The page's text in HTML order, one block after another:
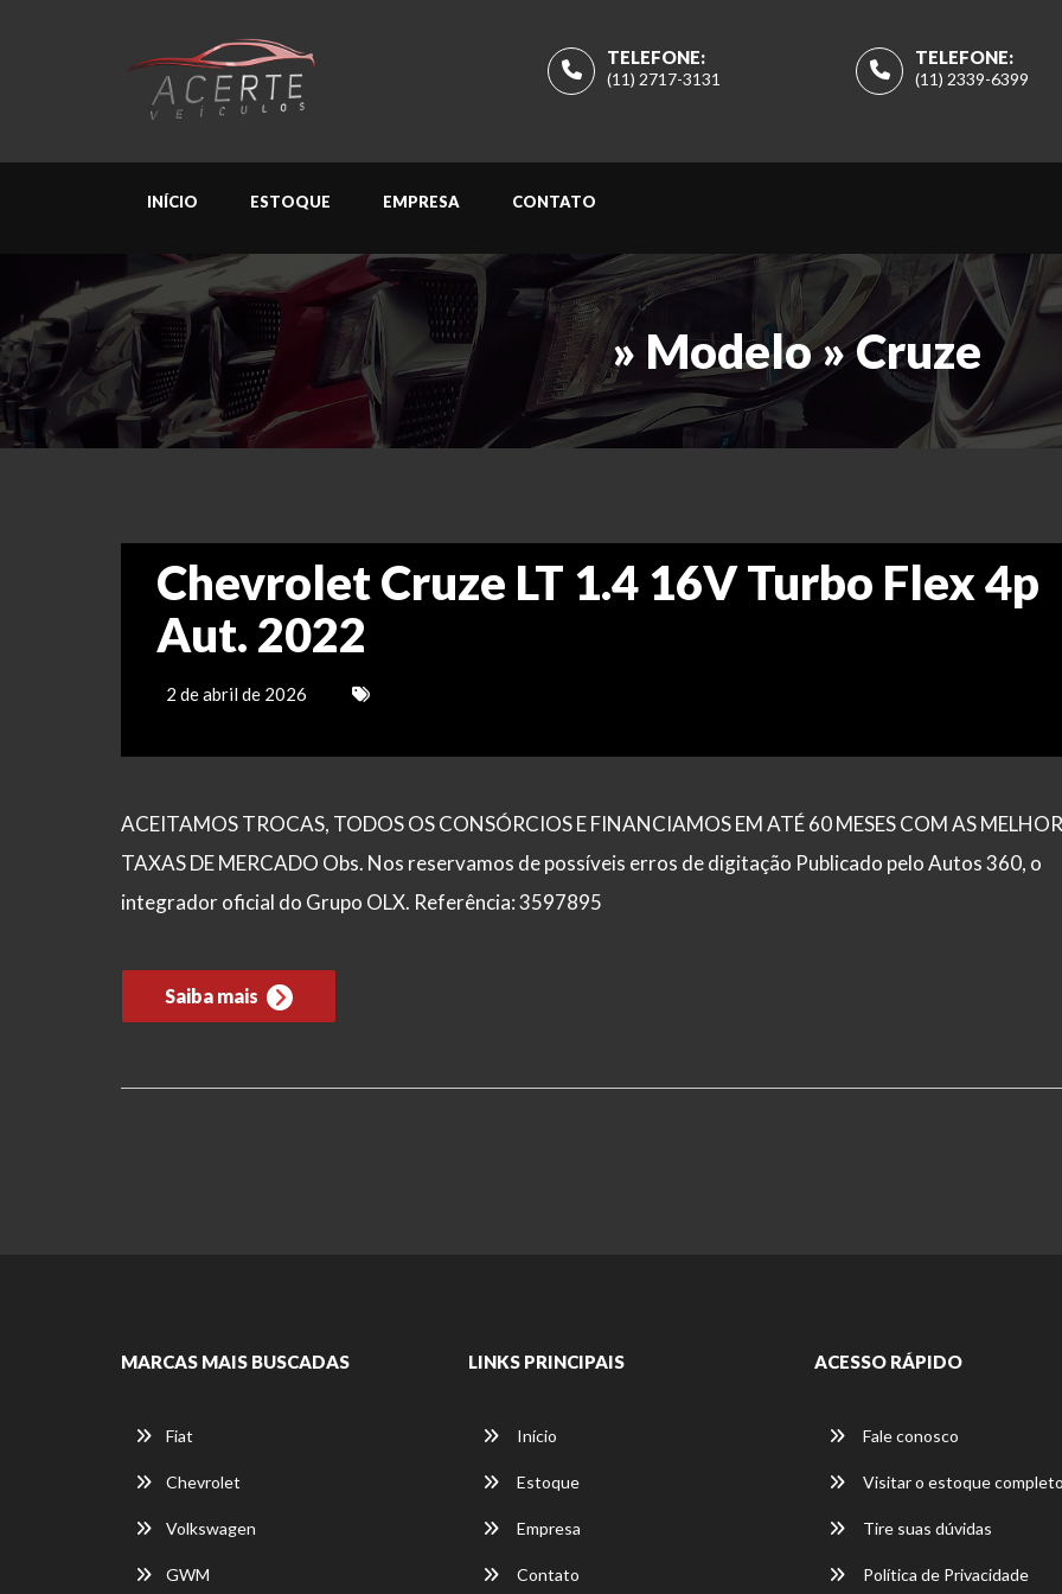
TELEFONE:
(11) 2339-6399
TELEFONE:
(11) 2717-3131
INÍCIO ESTOQUE EMPRESA CONTATO
» Modelo » Cruze
Chevrolet Cruze LT 1.4 16V Turbo Flex 4p
Aut. 2022
2 de abril de 2026
ACEITAMOS TROCAS, TODOS OS CONSÓRCIOS E FINANCIAMOS EM ATÉ 60 MESES COM AS
TAXAS DE MERCADO Obs. Nos reservamos de possíveis erros de digitação Publicado pelo Autos 360, o
integrador oficial do Grupo OLX. Referência: 3597895
Saiba mais
MARCAS MAIS BUSCADAS
Fiat
Chevrolet
Volkswagen
GWM
LINKS PRINCIPAIS
Início
Estoque
Empresa
Contato
ACESSO RÁPIDO
Fale conosco
Visitar o estoque
Tire suas dúvidas
Política de Privacidade